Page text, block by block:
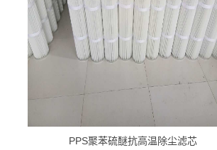
PPS聚苯硫醚抗高温除尘滤芯